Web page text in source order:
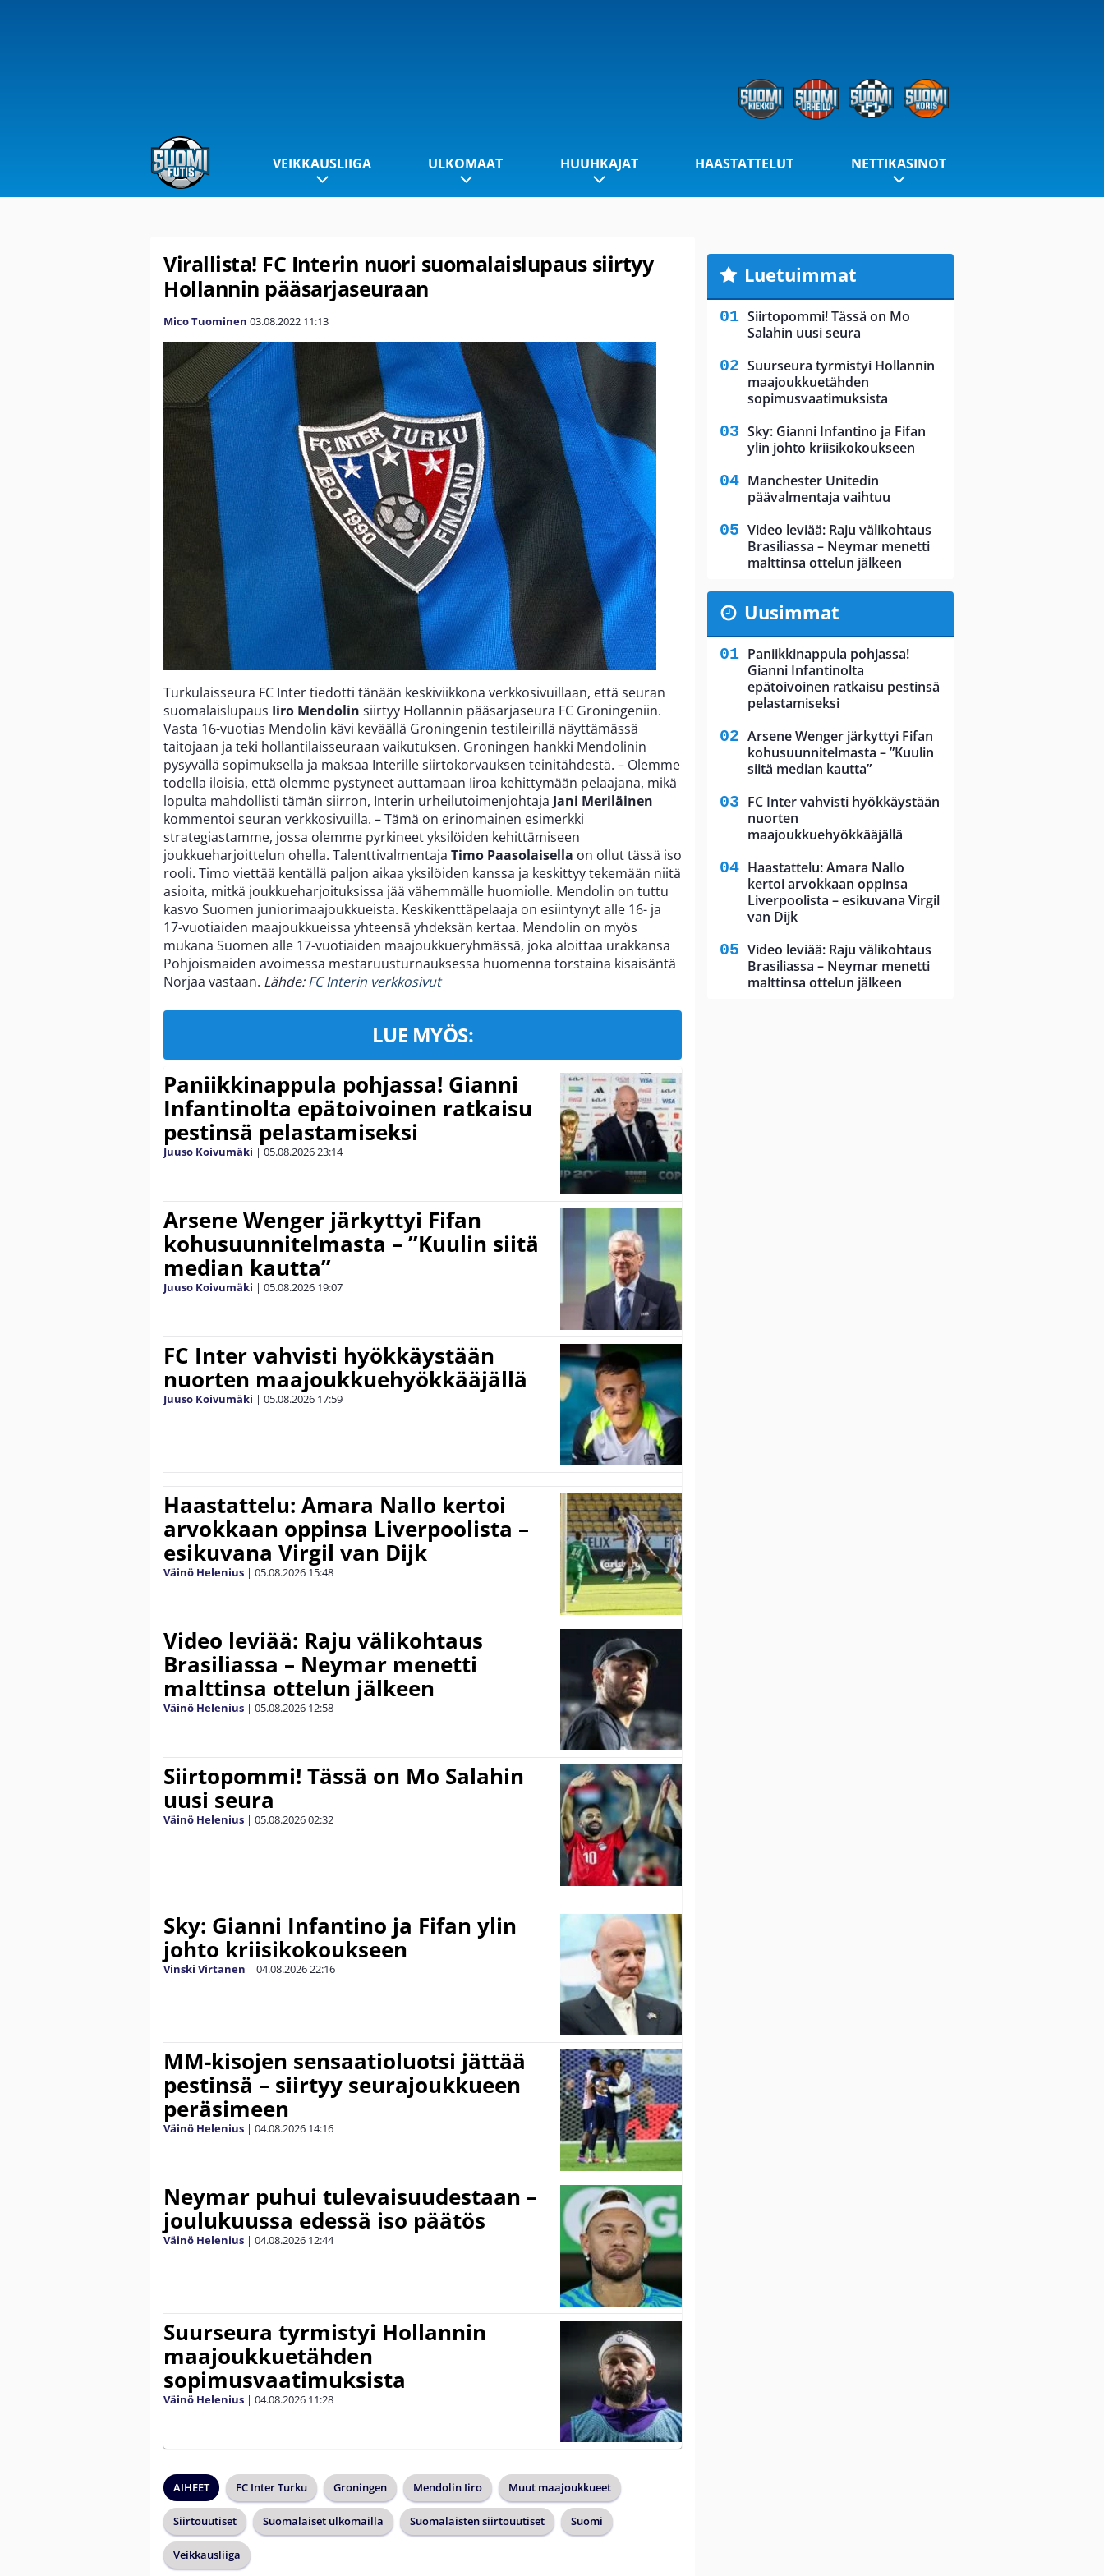
VEIKKAUSLIIGA ULKOMAAT HUUHKAJAT HAASTATTELUT NETTIKASINOT
Virallista! FC Interin nuori suomalaislupaus siirtyy
Hollannin pääsarjaseuraan
Mico Tuominen 03.08.2022 11:13
Turkulaisseura FC Inter tiedotti tänään keskiviikkona verkkosivuillaan, että seuran
suomalaislupaus Iiro Mendolin siirtyy Hollannin pääsarjaseura FC Groningeniin.
Vasta 16-vuotias Mendolin kävi keväällä Groningenin testileirillä näyttämässä
taitojaan ja teki hollantilaisseuraan vaikutuksen. Groningen hankki Mendolinin
pysyvällä sopimuksella ja maksaa Interille siirtokorvauksen teinitähdestä. – Olemme
todella iloisia, että olemme pystyneet auttamaan Iiroa kehittymään pelaajana, mikä
lopulta mahdollisti tämän siirron, Interin urheilutoimenjohtaja Jani Meriläinen
kommentoi seuran verkkosivuilla. – Tämä on erinomainen esimerkki
strategiastamme, jossa olemme pyrkineet yksilöiden kehittämiseen
joukkueharjoittelun ohella. Talenttivalmentaja Timo Paasolaisella on ollut tässä iso
rooli. Timo viettää kentällä paljon aikaa yksilöiden kanssa ja keskittyy tekemään niitä
asioita, mitkä joukkueharjoituksissa jää vähemmälle huomiolle. Mendolin on tuttu
kasvo Suomen juniorimaajoukkueista. Keskikenttäpelaaja on esiintynyt alle 16- ja
17-vuotiaiden maajoukkueissa yhteensä yhdeksän kertaa. Mendolin on myös
mukana Suomen alle 17-vuotiaiden maajoukkueryhmässä, joka aloittaa urakkansa
Pohjoismaiden avoimessa mestaruusturnauksessa huomenna torstaina kisaisäntä
Norjaa vastaan. Lähde:FC Interin verkkosivut
LUE MYÖS:
Paniikkinappula pohjassa! Gianni
Infantinolta epätoivoinen ratkaisu
pestinsä pelastamiseksi
Juuso Koivumäki | 05.08.202623:14
Arsene Wenger järkyttyi Fifan
kohusuunnitelmasta – ”Kuulin siitä
median kautta”
Juuso Koivumäki | 05.08.2026 19:07
FC Inter vahvisti hyökkäystään
nuorten maajoukkuehyökkääjällä
Juuso Koivumäki | 05.08.2026 17:59
Haastattelu: Amara Nallo kertoi
arvokkaan oppinsa Liverpoolista –
esikuvana Virgil van Dijk
Väinö Helenius | 05.08.2026 15:48
Video leviää: Raju välikohtaus
Brasiliassa – Neymar menetti
malttinsa ottelun jälkeen
Väinö Helenius | 05.08.2026 12:58
Siirtopommi! Tässä on Mo Salahin
uusi seura
Väinö Helenius | 05.08.202602:32
Sky: Gianni Infantino ja Fifan ylin
johto kriisikokoukseen
Vinski Virtanen | 04.08.202622:16
MM-kisojen sensaatioluotsi jättää
pestinsä – siirtyy seurajoukkueen
peräsimeen
Väinö Helenius | 04.08.2026 14:16
Neymar puhui tulevaisuudestaan –
joulukuussa edessä iso päätös
Väinö Helenius | 04.08.2026 12:44
Suurseura tyrmistyi Hollannin
maajoukkuetähden
sopimusvaatimuksista
Väinö Helenius | 04.08.2026 11:28
AIHEET FC Inter Turku Groningen Mendolin Iiro Muut maajoukkueet
Siirtouutiset Suomalaiset ulkomailla Suomalaisten siirtouutiset Suomi
Veikkausliiga
Luetuimmat
Siirtopommi! Tässä on Mo
Salahin uusi seura
Suurseura tyrmistyi Hollannin
maajoukkuetähden
sopimusvaatimuksista
Sky: Gianni Infantino ja Fifan
ylin johto kriisikokoukseen
Manchester Unitedin
päävalmentaja vaihtuu
Video leviää: Raju välikohtaus
Brasiliassa – Neymar menetti
malttinsa ottelun jälkeen
Uusimmat
Paniikkinappula pohjassa!
Gianni Infantinolta
epätoivoinen ratkaisu pestinsä
pelastamiseksi
Arsene Wenger järkyttyi Fifan
kohusuunnitelmasta – ”Kuulin
siitä median kautta”
FC Inter vahvisti hyökkäystään
nuorten
maajoukkuehyökkääjällä
Haastattelu: Amara Nallo
kertoi arvokkaan oppinsa
Liverpoolista – esikuvana Virgil
van Dijk
Video leviää: Raju välikohtaus
Brasiliassa – Neymar menetti
malttinsa ottelun jälkeen